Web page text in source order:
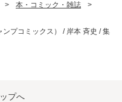
> 本・コミック・雑誌
>
ンプコミックス） / 岸本 斉史 / 集
プへ